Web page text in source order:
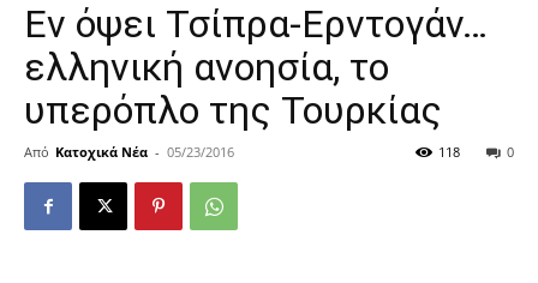
Εν όψει Τσίπρα-Ερντογάν…
ελληνική ανοησία, το
υπερόπλο της Τουρκίας
Από Κατοχικά Νέα - 05/23/2016 0
118